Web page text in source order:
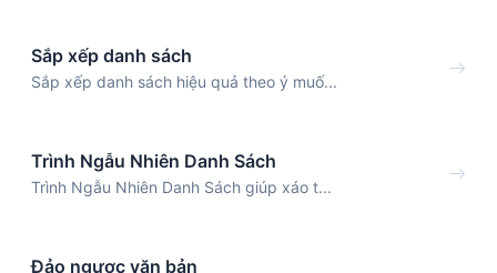
Sắp xếp danh sách
Sắp xếp danh sách hiệu quả theo ý muố...
Trình Ngẫu Nhiên Danh Sách
Trình Ngẫu Nhiên Danh Sách giúp xáo t...
Đảo ngược văn bản